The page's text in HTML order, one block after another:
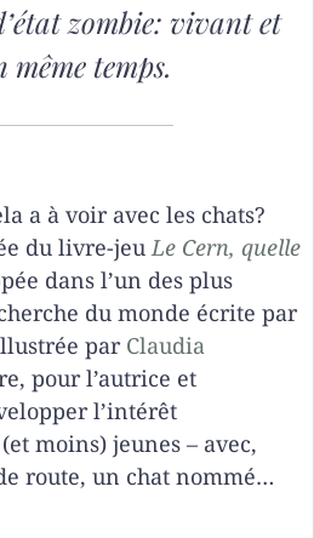
zombie: vivant et
même temps.
a à voir avec les chats?
du livre-jeuLe Cern, quelle
dans l’un des plus
du monde écrite par
par Claudia
pour l’autrice et
l’intérêt
moins) jeunes – avec,
route, un chat nommé…